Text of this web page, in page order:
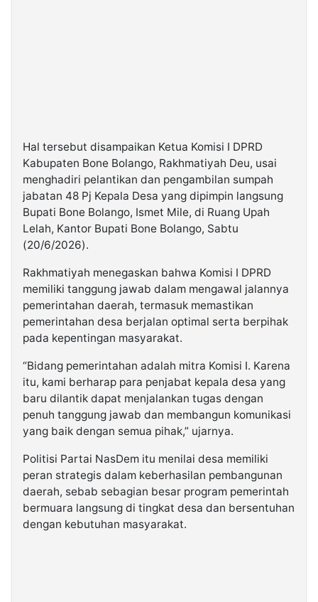
Hal tersebut disampaikan Ketua Komisi I DPRD
Kabupaten Bone Bolango, Rakhmatiyah Deu, usai
menghadiri pelantikan dan pengambilan sumpah
jabatan 48 Pj Kepala Desa yang dipimpin langsung
Bupati Bone Bolango, Ismet Mile, di Ruang Upah
Lelah, Kantor Bupati Bone Bolango, Sabtu
(20/6/2026).
Rakhmatiyah menegaskan bahwa Komisi I DPRD
memiliki tanggung jawab dalam mengawal jalannya
pemerintahan daerah, termasuk memastikan
pemerintahan desa berjalan optimal serta berpihak
pada kepentingan masyarakat.
“Bidang pemerintahan adalah mitra Komisi I. Karena
itu, kami berharap para penjabat kepala desa yang
baru dilantik dapat menjalankan tugas dengan
penuh tanggung jawab dan membangun komunikasi
yang baik dengan semua pihak,” ujarnya.
Politisi Partai NasDem itu menilai desa memiliki
peran strategis dalam keberhasilan pembangunan
daerah, sebab sebagian besar program pemerintah
bermuara langsung di tingkat desa dan bersentuhan
dengan kebutuhan masyarakat.